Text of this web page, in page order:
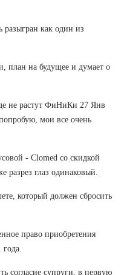
как один из
план на будущее и думает о
не растут ФиНиКи 27 Янв
мои все очень
- Clomed со скидкой
глаз одинаковый.
который должен сбросить
право приобретения
согласие супруги, в первую